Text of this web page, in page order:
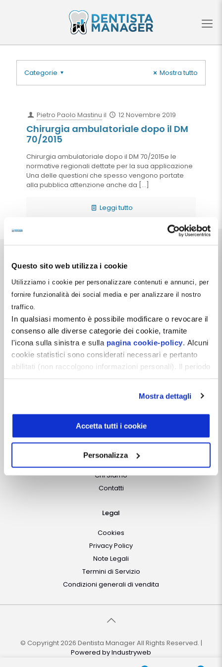
Questo sito web utilizza i cookie
Utilizziamo i cookie per personalizzare contenuti e annunci, per
fornire funzionalità dei social media e per analizzare il nostro
traffico.
In qualsiasi momento è possibile modificare o revocare il
consenso alle diverse categorie dei cookie, tramite
l'icona sulla sinistra e sulla pagina cookie-policy . Alcuni
cookie statistici sono considerati necessari e pertanto
abilitati (non raccolgono informazioni personali). Il periodo
indirizzo:dentistamanager.it/contatti-dentista-
Chiudendo questo banner tramite apposita X in alto a
Mostra dettagli
Accetta tutti i cookie
Personalizza
Categorie Mostra tutto
Pietro Paolo Mastinu il 12 Novembre 2019
Chirurgia ambulatoriale dopo il DM
70/2015
Chirurgia ambulatoriale dopo il DM 70/2015e le
normative regionali dettate per la sua applicazione
Una delle questioni che spesso vengono portate
alla pubblica attenzione anche da […]
Leggi tutto
Via Dante, 2
Zelo Buon Persico (LO)
P.IVA 12066550968
REA LO-2638310
Capitale Sociale i.v. 10.000 €
Vuoi rimanere aggiornato?
Iscriviti gratis alla Newsletter
Chi Siamo
Chi Siamo
Contatti
Legal
Cookies
Privacy Policy
Note Legali
Termini di Servizio
Condizioni generali di vendita
© Copyright 2026 Dentista Manager All Rights Reserved. |
Powered byIndustryweb